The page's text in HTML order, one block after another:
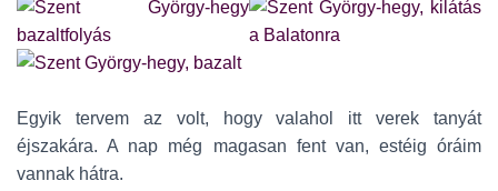
Egyik tervem az volt, hogy valahol itt verek tanyát
éjszakára. A nap még magasan fent van, estéig óráim
vannak hátra.